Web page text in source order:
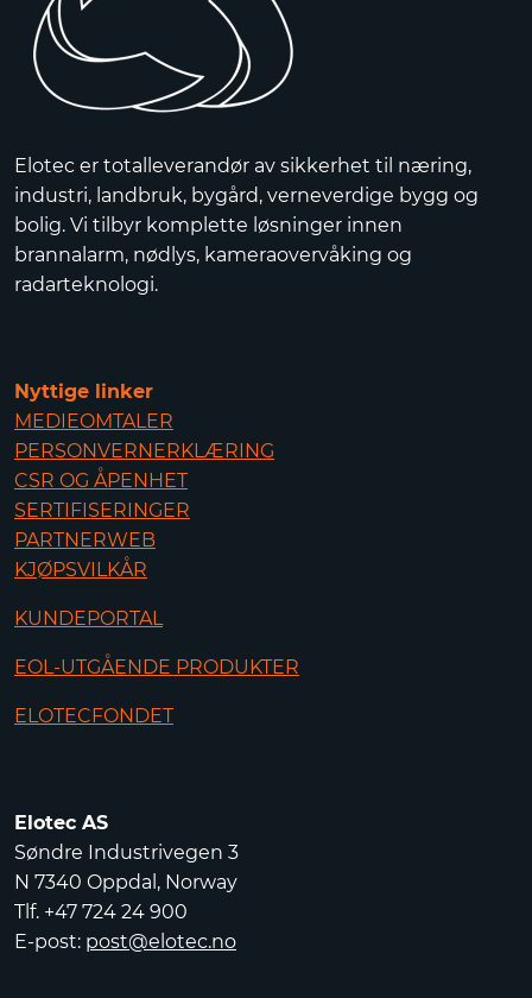
Elotec er totalleverandør av sikkerhet til næring,
industri, landbruk, bygård, verneverdige bygg og
bolig. Vi tilbyr komplette løsninger innen
brannalarm, nødlys, kameraovervåking og
radarteknologi.
Nyttige linker
MEDIEOMTALER
PERSONVERNERKLÆRING
CSR OG ÅPENHET
SERTIFISERINGER
PARTNERWEB
KJØPSVILKÅR
KUNDEPORTAL
EOL-UTGÅENDE PRODUKTER
ELOTECFONDET
Elotec AS
Søndre Industrivegen 3
N 7340 Oppdal, Norway
Tlf. +47 724 24 900
E-post: post@elotec.no